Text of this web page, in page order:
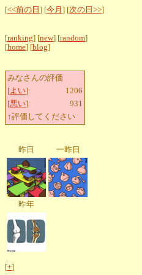
[<<前の日 ] [今月 ] [次の日>>]
[ranking] [new] [random]
[home] [blog]
みなさんの評価
[よい]:
1206
[悪い]:
931
↑評価してください
昨日 一昨日
昨年
[+]